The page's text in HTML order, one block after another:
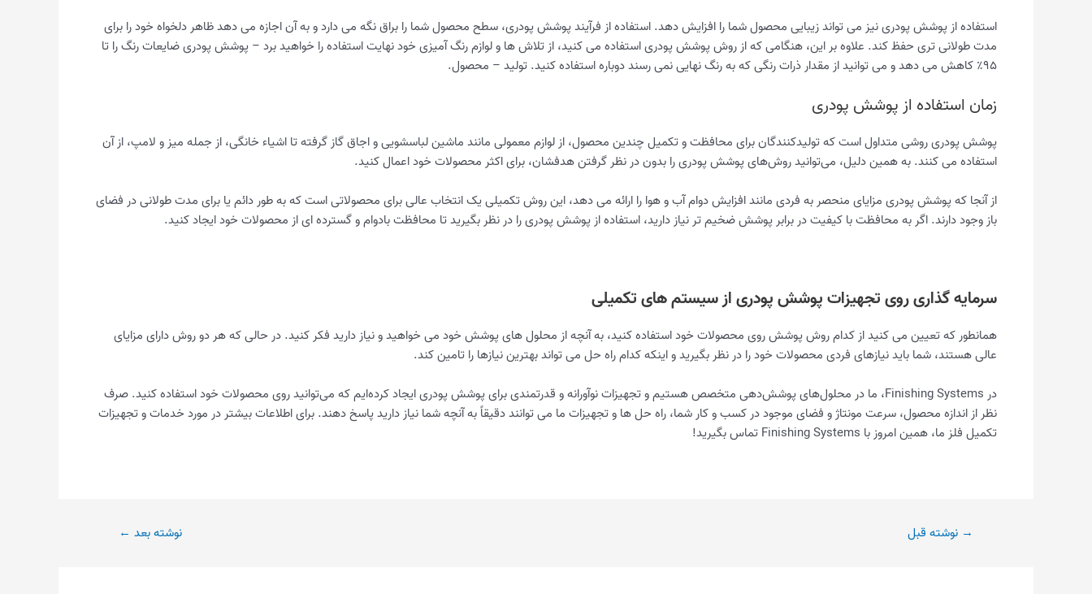
استفاده از پوشش پودری نیز می تواند زیبایی محصول شما را افزایش دهد. استفاده از فرآیند پوشش پودری، سطح محصول شما را براق نگه می دارد و به آن اجازه می دهد ظاهر دلخواه خود را برای
مدت طولانی تری حفظ کند. علاوه بر این، هنگامی که از روش پوشش پودری استفاده می کنید، از تلاش ها و لوازم رنگ آمیزی خود نهایت استفاده را خواهید برد – پوشش پودری ضایعات رنگ را تا
۹۵٪ کاهش می دهد و می توانید از مقدار ذرات رنگی که به رنگ نهایی نمی رسند دوباره استفاده کنید. تولید – محصول.
زمان استفاده از پوشش پودری
پوشش پودری روشی متداول است که تولیدکنندگان برای محافظت و تکمیل چندین محصول، از لوازم معمولی مانند ماشین لباسشویی و اجاق گاز گرفته تا اشیاء خانگی، از جمله میز و لامپ، از آن
استفاده می کنند. به همین دلیل، می‌توانید روش‌های پوشش پودری را بدون در نظر گرفتن هدفشان، برای اکثر محصولات خود اعمال کنید.
از آنجا که پوشش پودری مزایای منحصر به فردی مانند افزایش دوام آب و هوا را ارائه می دهد، این روش تکمیلی یک انتخاب عالی برای محصولاتی است که به طور دائم یا برای مدت طولانی در فضای
باز وجود دارند. اگر به محافظت با کیفیت در برابر پوشش ضخیم تر نیاز دارید، استفاده از پوشش پودری را در نظر بگیرید تا محافظت بادوام و گسترده ای از محصولات خود ایجاد کنید.
سرمایه گذاری روی تجهیزات پوشش پودری از سیستم های تکمیلی
همانطور که تعیین می کنید از کدام روش پوشش روی محصولات خود استفاده کنید، به آنچه از محلول های پوشش خود می خواهید و نیاز دارید فکر کنید. در حالی که هر دو روش دارای مزایای
عالی هستند، شما باید نیازهای فردی محصولات خود را در نظر بگیرید و اینکه کدام راه حل می تواند بهترین نیازها را تامین کند.
در Finishing Systems، ما در محلول‌های پوشش‌دهی متخصص هستیم و تجهیزات نوآورانه و قدرتمندی برای پوشش پودری ایجاد کرده‌ایم که می‌توانید روی محصولات خود استفاده کنید. صرف
نظر از اندازه محصول، سرعت مونتاژ و فضای موجود در کسب و کار شما، راه حل ها و تجهیزات ما می توانند دقیقاً به آنچه شما نیاز دارید پاسخ دهند. برای اطلاعات بیشتر در مورد خدمات و تجهیزات
تکمیل فلز ما، همین امروز با Finishing Systems تماس بگیرید!
→ نوشته قبل نوشته بعد ←